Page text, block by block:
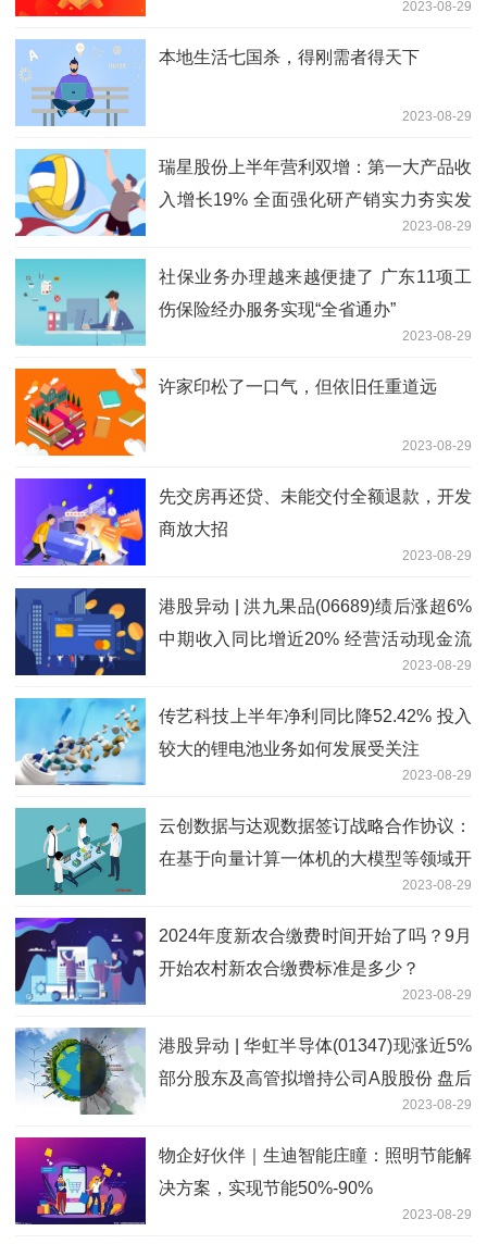
2023-08-29
本地生活七国杀，得刚需者得天下
2023-08-29
瑞星股份上半年营利双增：第一大产品收
入增长19% 全面强化研产销实力夯实发
2023-08-29
社保业务办理越来越便捷了 广东11项工
伤保险经办服务实现“全省通办”
2023-08-29
许家印松了一口气，但依旧任重道远
2023-08-29
先交房再还贷、未能交付全额退款，开发
商放大招
2023-08-29
港股异动 | 洪九果品(06689)绩后涨超6%
中期收入同比增近20% 经营活动现金流
2023-08-29
传艺科技上半年净利同比降52.42% 投入
较大的锂电池业务如何发展受关注
2023-08-29
云创数据与达观数据签订战略合作协议：
在基于向量计算一体机的大模型等领域开
2023-08-29
2024年度新农合缴费时间开始了吗？9月
开始农村新农合缴费标准是多少？
2023-08-29
港股异动 | 华虹半导体(01347)现涨近5%
部分股东及高管拟增持公司A股股份 盘后
2023-08-29
物企好伙伴｜生迪智能庄瞳：照明节能解
决方案，实现节能50%-90%
2023-08-29